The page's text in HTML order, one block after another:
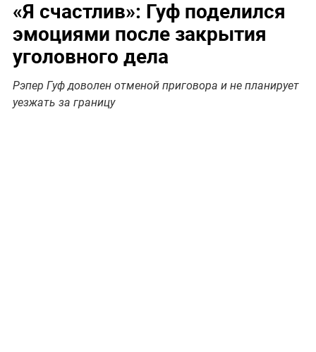
«Я счастлив»: Гуф поделился
эмоциями после закрытия
уголовного дела
Рэпер Гуф доволен отменой приговора и не планирует
уезжать за границу